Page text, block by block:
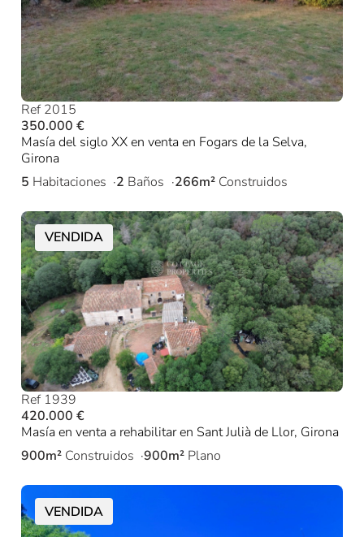
Ref 2015
350.000 €
Masía del siglo XX en venta en Fogars de la Selva,
Girona
5 Habitaciones 2 Baños 266m² Construidos
VENDIDA
Ref 1939
420.000 €
Masía en venta a rehabilitar en Sant Julià de Llor, Girona
900m² Construidos 900m² Plano
VENDIDA